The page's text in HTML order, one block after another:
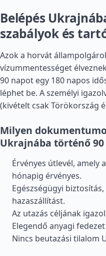
Belépés
szabályok és
Azok a horvát
vízummentességet
90 napot egy 180 napos
léphet be. A személyi
(kivételt csak Törökország
Milyen
Ukrajnába történő 90
Érvényes útlevél, amely
hónapig érvényes.
Egészségügyi
hazaszállítást.
Az utazás céljának
Elegendő anyagi
Nincs beutazási tilalom